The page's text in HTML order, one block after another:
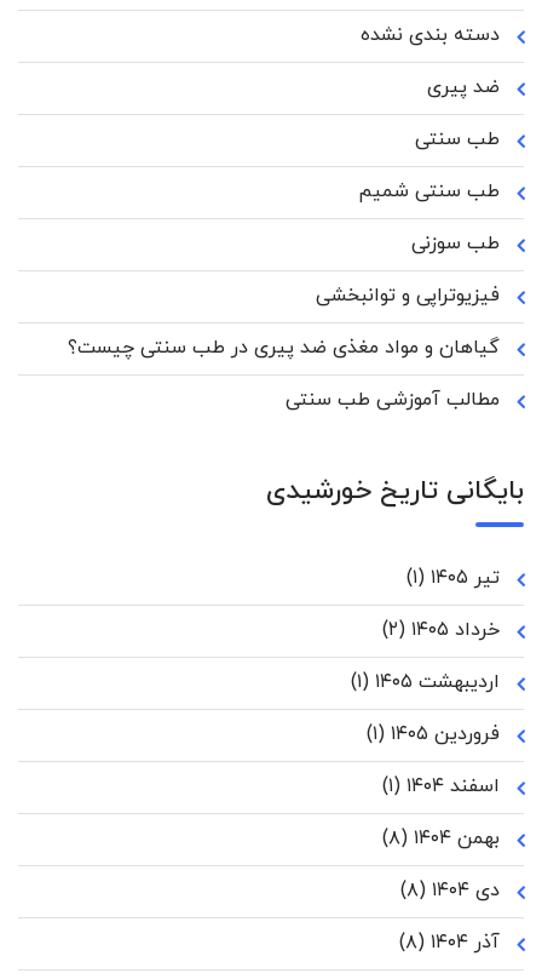
دسته بندی نشده
ضد پیری
طب سنتی
طب سنتی شمیم
طب سوزنی
فیزیوتراپی و توانبخشی
گیاهان و مواد مغذی ضد پیری در طب سنتی چیست؟
مطالب آموزشی طب سنتی
بایگانی تاریخ خورشیدی
تیر ۱۴۰۵
(۱)
خرداد ۱۴۰۵
(۲)
اردیبهشت ۱۴۰۵
(۱)
فروردین ۱۴۰۵
(۱)
اسفند ۱۴۰۴
(۱)
بهمن ۱۴۰۴
(۸)
دی ۱۴۰۴
(۸)
آذر ۱۴۰۴
(۸)